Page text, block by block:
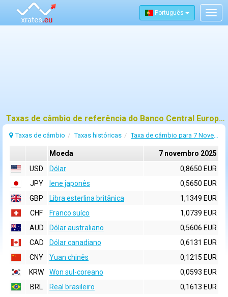
Português
Taxas de câmbio de referência do Banco Central Europeu (BCE) para 7 novembro 2025
Taxas de câmbio Taxas históricas Taxa de câmbio para 7 Novembro 2025
Moeda
7 novembro 2025
USD
Dólar
0,8650 EUR
JPY
Iene japonês
0,5650 EUR
GBP
Libra esterlina britânica
1,1349 EUR
CHF
Franco suíço
1,0739 EUR
AUD
Dólar australiano
0,5606 EUR
CAD
Dólar canadiano
0,6131 EUR
CNY
Yuan chinês
0,1215 EUR
KRW
Won sul-coreano
0,0593 EUR
BRL
Real brasileiro
0,1613 EUR